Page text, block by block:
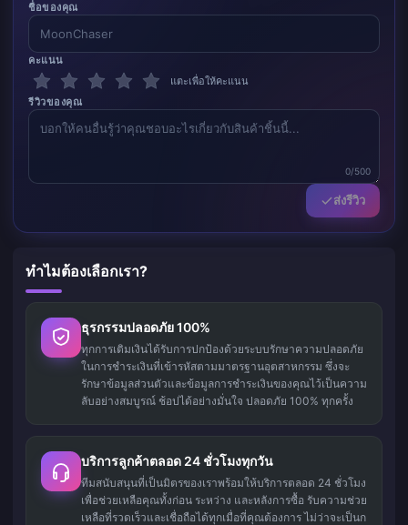
ชื่อของคุณ
คะแนน
แตะเพื่อให้คะแนน
รีวิวของคุณ
0/500
ส่งรีวิว
ทำไมต้องเลือกเรา?
ธุรกรรมปลอดภัย 100%
ทุกการเติมเงินได้รับการปกป้องด้วยระบบรักษาความปลอดภัย
ในการชำระเงินที่เข้ารหัสตามมาตรฐานอุตสาหกรรม ซึ่งจะ
รักษาข้อมูลส่วนตัวและข้อมูลการชำระเงินของคุณไว้เป็นความ
ลับอย่างสมบูรณ์ ช้อปได้อย่างมั่นใจ ปลอดภัย 100% ทุกครั้ง
บริการลูกค้าตลอด 24 ชั่วโมงทุกวัน
ทีมสนับสนุนที่เป็นมิตรของเราพร้อมให้บริการตลอด 24 ชั่วโมง
เพื่อช่วยเหลือคุณทั้งก่อน ระหว่าง และหลังการซื้อ รับความช่วย
เหลือที่รวดเร็วและเชื่อถือได้ทุกเมื่อที่คุณต้องการ ไม่ว่าจะเป็นก